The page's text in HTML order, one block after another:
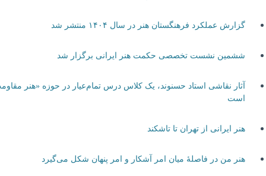
گزارش عملکرد فرهنگستان هنر در سال ۱۴۰۴ منتشر شد
ششمین نشست تخصصی حکمت هنر ایرانی برگزار شد
آثار نقاشی استاد حسنوند، یک کلاس درس تمام‌عیار در حوزه «هنر
است
هنر ایرانی از تهران تا تاشکند
هنر من در فاصلۀ میان امر آشکار و امر پنهان شکل می‌گیرد